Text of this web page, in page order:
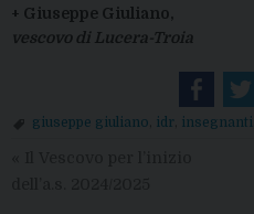
+ Giuseppe Giuliano,
vescovo di Lucera-Troia
giuseppe giuliano idr insegnanti